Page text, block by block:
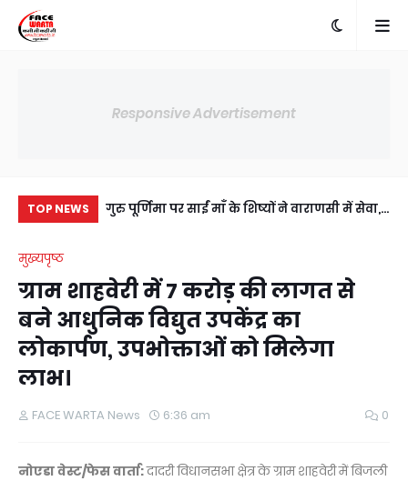
Responsive Advertisement
TOP NEWS
में अंसल गोल्फ
गुरु पूर्णिमा पर साईं माँ के शिष्यों ने वाराणसी में सेवा,
मुख्यपृष्ठ
ग्राम शाहवेरी में 7 करोड़ की लागत से
बने आधुनिक विद्युत उपकेंद्र का
लोकार्पण, उपभोक्ताओं को मिलेगा
लाभ।
FACE WARTA News 6:36 am 0
नोएडा वेस्ट/फेस वार्ता:दादरी विधानसभा क्षेत्र के ग्राम शाहवेरी में बिजली